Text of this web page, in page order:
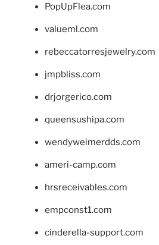
PopUpFlea.com
valueml.com
rebeccatorresjewelry.com
jmpbliss.com
drjorgerico.com
queensushipa.com
wendyweimerdds.com
ameri-camp.com
hrsreceivables.com
empconst1.com
cinderella-support.com